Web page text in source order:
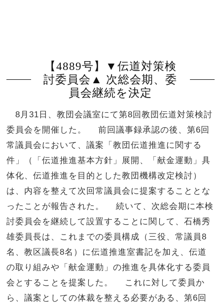
【4889号】▼伝道対策検
討委員会▲ 次総会期、委
員会継続を決定
8月31日、教団会議室にて第8回教団伝道対策検討
委員会を開催した。 前回議事録承認の後、第6回
常議員会において、議案「教団伝道推進に関する
件」（「伝道推進基本方針」展開、「献金運動」具
体化、伝道推進を目的とした教団機構改定検討）
は、内容を整えて次回常議員会に提案することとな
ったことが報告された。 続いて、次総会期に本検
討委員会を継続して設置することに関して、石橋秀
雄委員長は、これまでの委員構成（三役、常議員8
名、教区議長8名）に伝道推進室書記を加え、伝道
の取り組みや「献金運動」の推進を具体化する委員
会とすることを提案した。 これに対して委員か
ら、議案としての体裁を整える必要がある、第6回